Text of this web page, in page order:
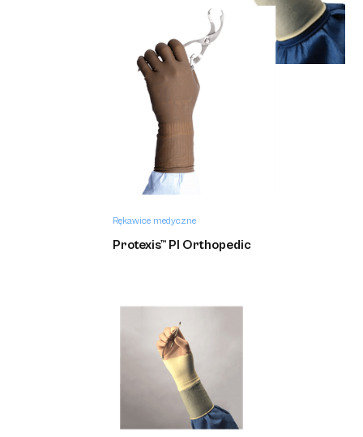
Rękawice medyczne
Protexis™ PI Ortho
Rękawice medyczne
Protexis™ PI Orthopedic